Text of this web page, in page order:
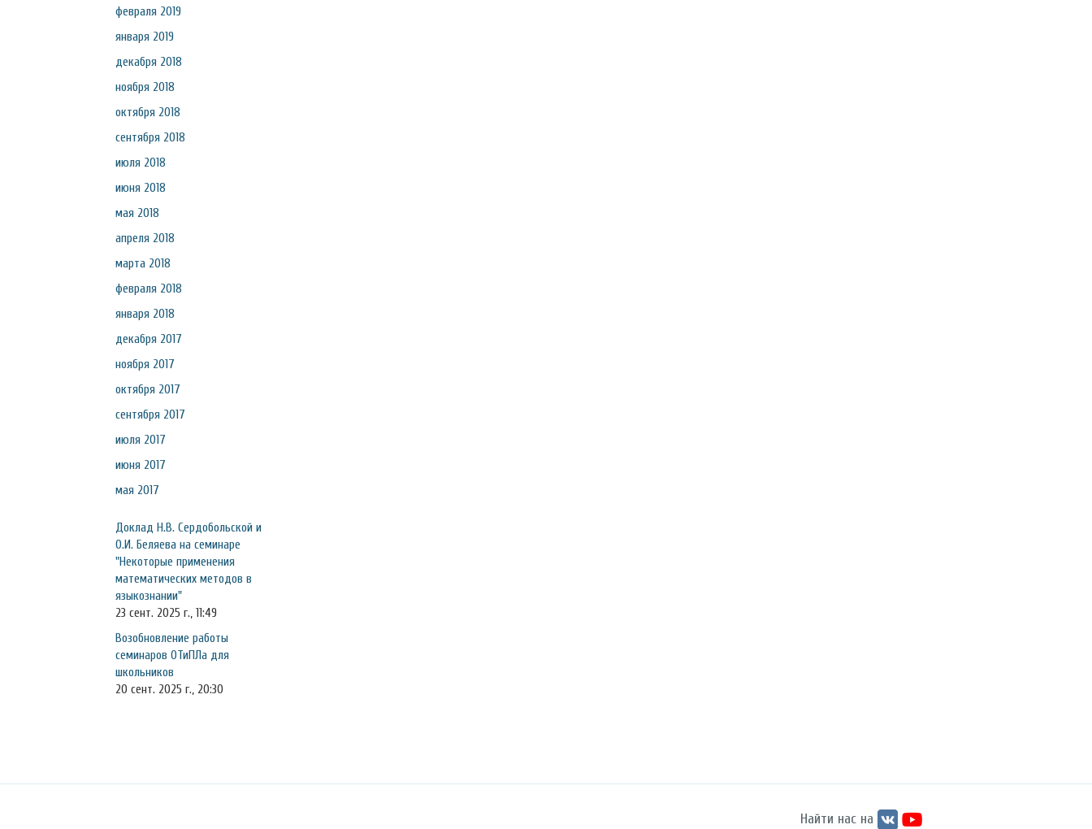
февраля 2019
января 2019
декабря 2018
ноября 2018
октября 2018
сентября 2018
июля 2018
июня 2018
мая 2018
апреля 2018
марта 2018
февраля 2018
января 2018
декабря 2017
ноября 2017
октября 2017
сентября 2017
июля 2017
июня 2017
мая 2017
Доклад Н.В. Сердобольской и
О.И. Беляева на семинаре
"Некоторые применения
математических методов в
языкознании"
23 сент. 2025 г., 11:49
Возобновление работы
семинаров ОТиПЛа для
школьников
20 сент. 2025 г., 20:30
Найти нас на